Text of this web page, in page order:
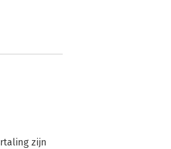
zijn